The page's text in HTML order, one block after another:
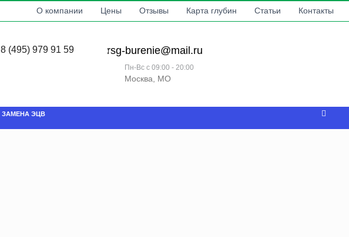
О компании Цены Отзывы Карта глубин Статьи Контакты
8 (495) 979 91 59 rsg-burenie@mail.ru
Пн-Вс с 09:00 - 20:00
Москва, МО
ЗАМЕНА ЭЦВ